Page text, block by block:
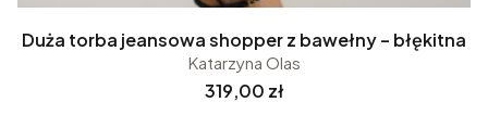
Duża torba jeansowa shopper z bawełny – błękitna
Katarzyna Olas
Cena
319,00 zł